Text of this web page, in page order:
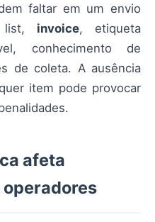
faltar em um envio
list, invoice, etiqueta
conhecimento de
de coleta. A ausência
item pode provocar
afeta